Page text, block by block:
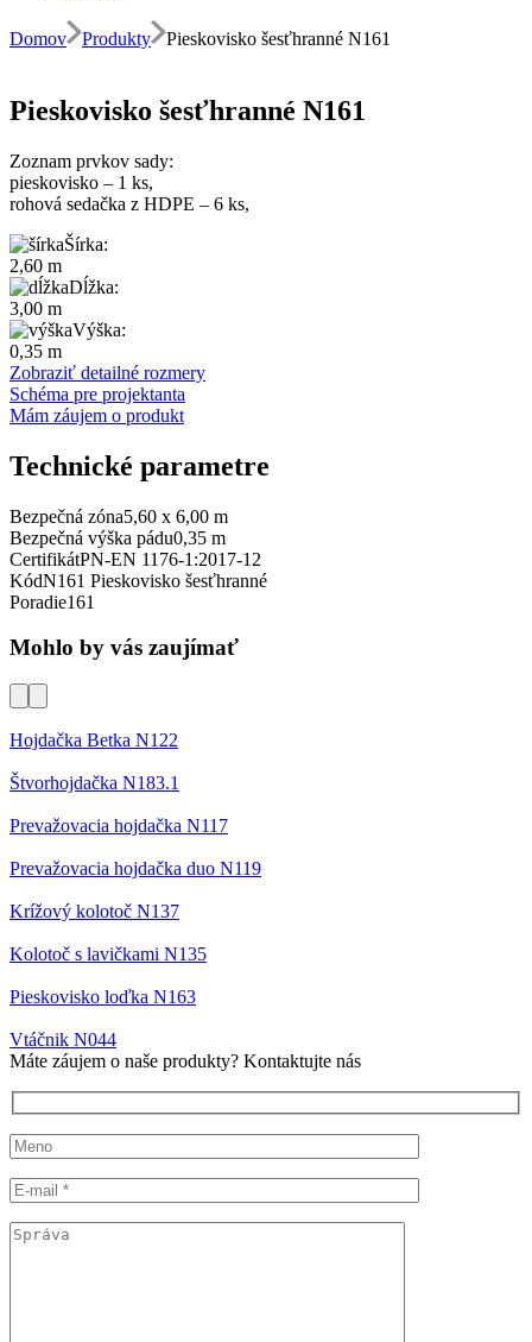
Domov Produkty Pieskovisko šesťhranné N161
Pieskovisko šesťhranné N161
Zoznam prvkov sady:
pieskovisko – 1 ks,
rohová sedačka z HDPE – 6 ks,
Šírka:
2,60 m
Dĺžka:
3,00 m
Výška:
0,35 m
Zobraziť detailné rozmery
Schéma pre projektanta
Mám záujem o produkt
Technické parametre
Bezpečná zóna5,60 x 6,00 m
Bezpečná výška pádu0,35 m
CertifikátPN-EN 1176-1:2017-12
KódN161 Pieskovisko šesťhranné
Poradie161
Mohlo by vás zaujímať
Hojdačka Betka N122
Štvorhojdačka N183.1
Prevažovacia hojdačka N117
Prevažovacia hojdačka duo N119
Krížový kolotoč N137
Kolotoč s lavičkami N135
Pieskovisko loďka N163
Vtáčnik N044
Máte záujem o naše produkty? Kontaktujte nás